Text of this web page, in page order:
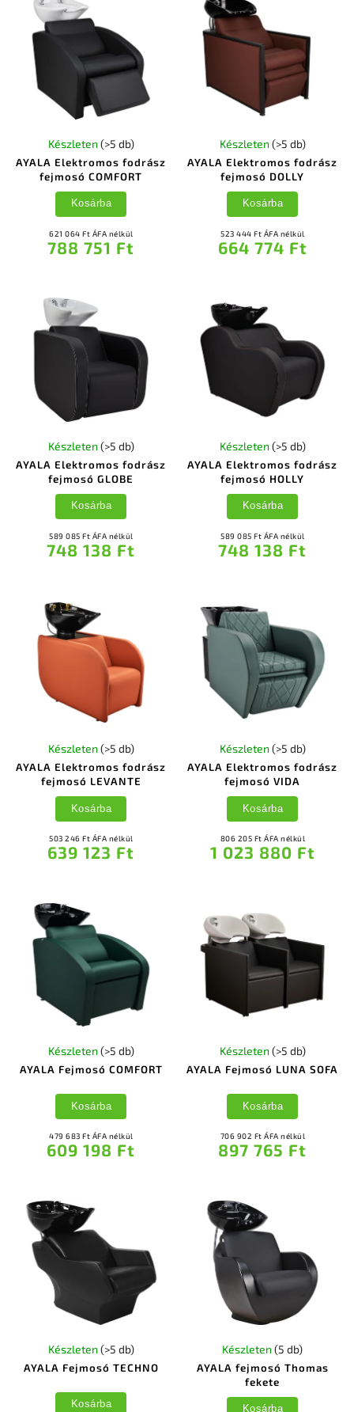
AYALA Elektromos fodrász
fejmosó COMFORT
Készleten (>5 db)
621 064 Ft ÁFA nélkül
788 751 Ft
Kosárba
AYALA Elektromos fodrász
fejmosó DOLLY
Készleten (>5 db)
523 444 Ft ÁFA nélkül
664 774 Ft
Kosárba
AYALA Elektromos fodrász
fejmosó GLOBE
Készleten (>5 db)
589 085 Ft ÁFA nélkül
748 138 Ft
Kosárba
AYALA Elektromos fodrász
fejmosó HOLLY
Készleten (>5 db)
589 085 Ft ÁFA nélkül
748 138 Ft
Kosárba
AYALA Elektromos fodrász
fejmosó LEVANTE
Készleten (>5 db)
503 246 Ft ÁFA nélkül
639 123 Ft
Kosárba
AYALA Elektromos fodrász
fejmosó VIDA
Készleten (>5 db)
806 205 Ft ÁFA nélkül
1 023 880 Ft
Kosárba
AYALA Fejmosó COMFORT
Készleten (>5 db)
479 683 Ft ÁFA nélkül
609 198 Ft
Kosárba
AYALA Fejmosó LUNA SOFA
Készleten (>5 db)
706 902 Ft ÁFA nélkül
897 765 Ft
Kosárba
AYALA Fejmosó TECHNO
Készleten (>5 db)
Kosárba
AYALA fejmosó Thomas
fekete
Készleten(5 db)
Kosárba